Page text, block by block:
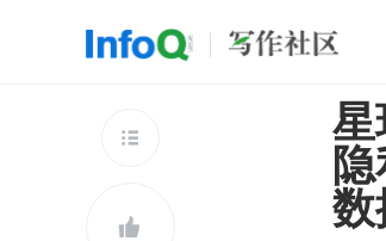
开源
查看更多


星
数